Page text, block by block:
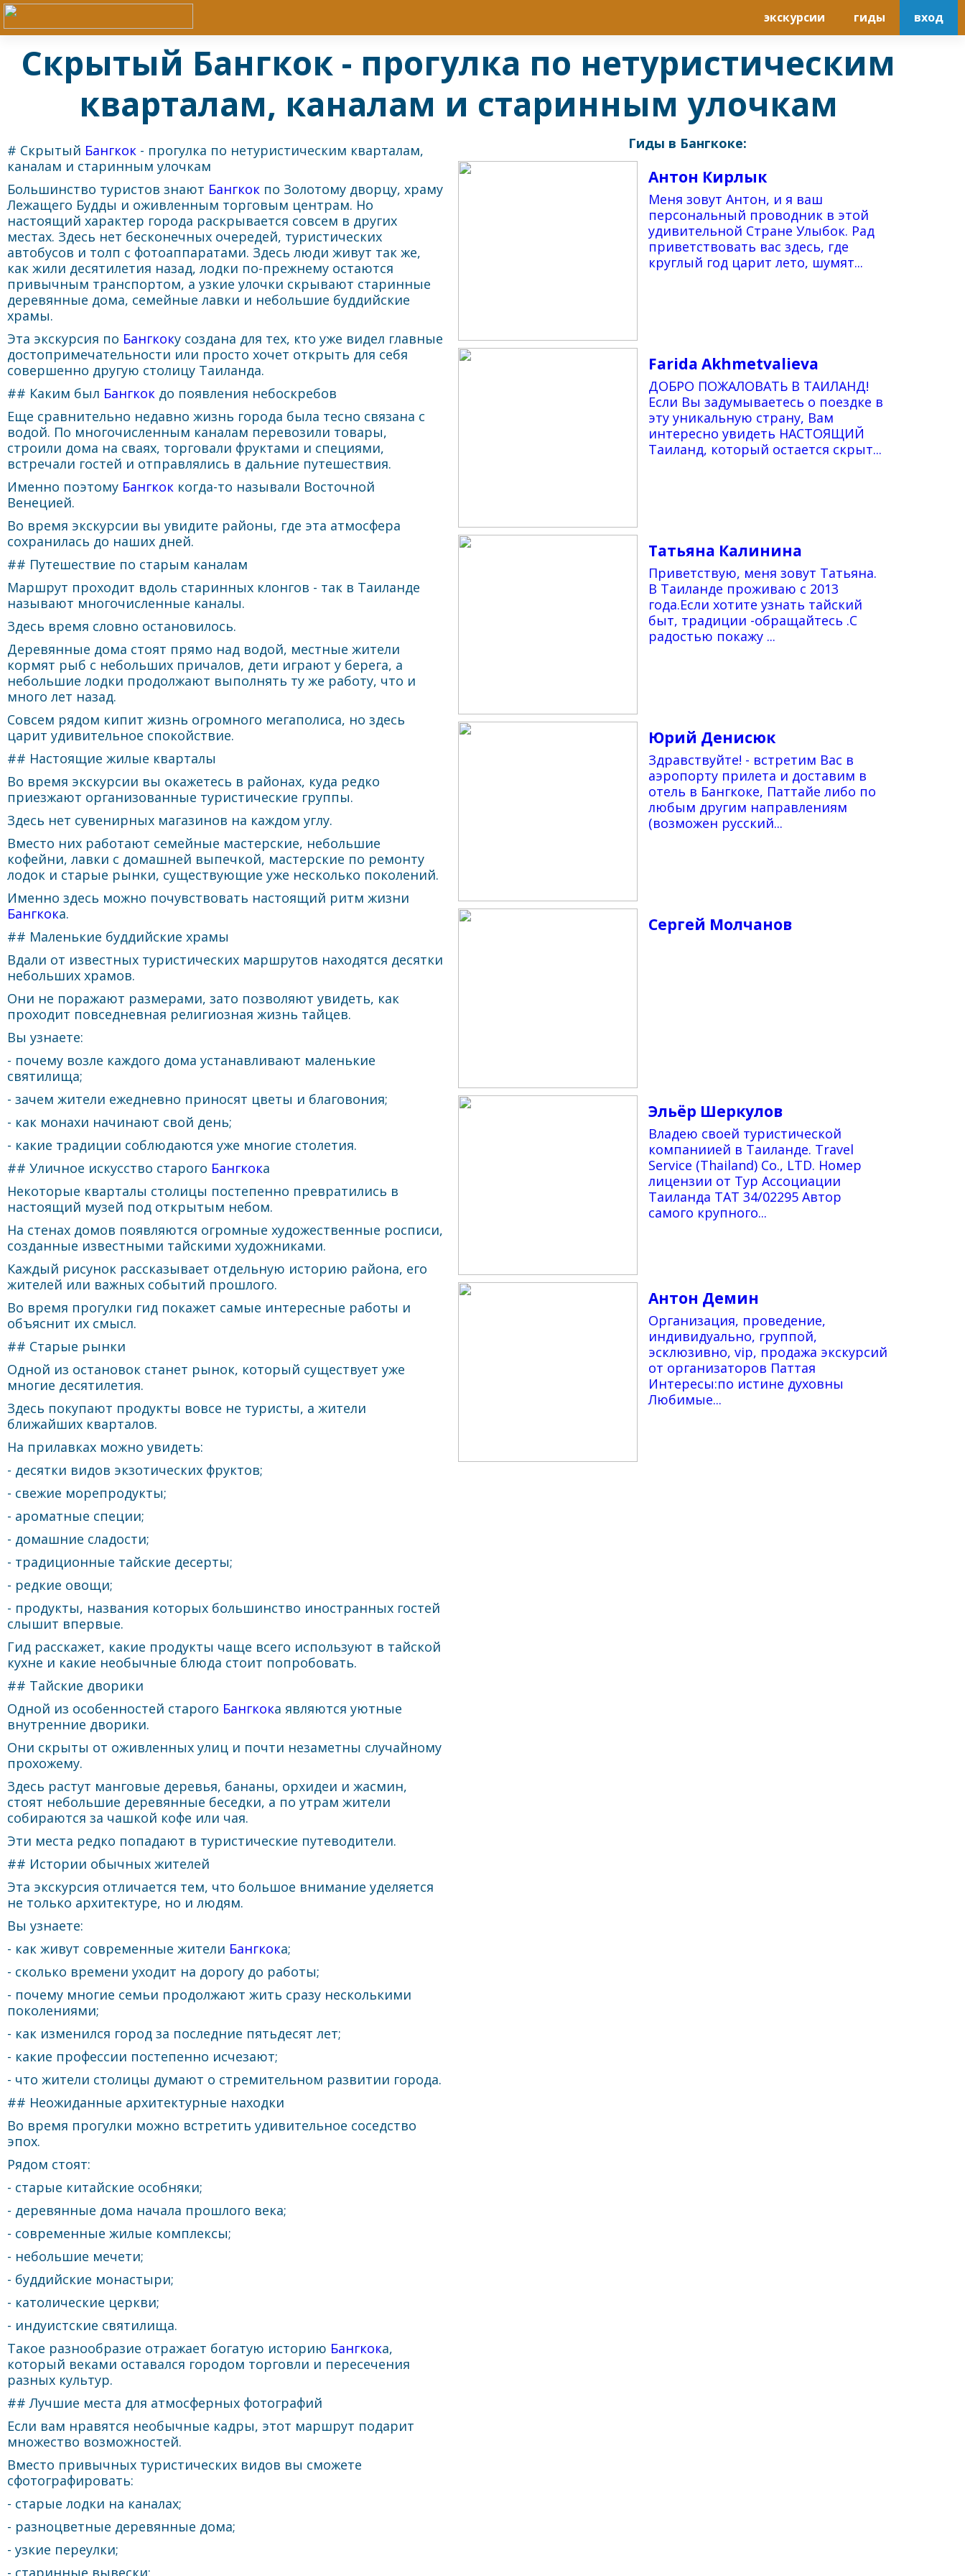
экскурсии гиды вход
Скрытый Бангкок - прогулка по нетуристическим
кварталам, каналам и старинным улочкам
# Скрытый Бангкок - прогулка по нетуристическим кварталам,
каналам и старинным улочкам
Большинство туристов знают Бангкок по Золотому дворцу, храму
Лежащего Будды и оживленным торговым центрам. Но
настоящий характер города раскрывается совсем в других
местах. Здесь нет бесконечных очередей, туристических
автобусов и толп с фотоаппаратами. Здесь люди живут так же,
как жили десятилетия назад, лодки по-прежнему остаются
привычным транспортом, а узкие улочки скрывают старинные
деревянные дома, семейные лавки и небольшие буддийские
храмы.
Эта экскурсия по Бангкоку создана для тех, кто уже видел главные
достопримечательности или просто хочет открыть для себя
совершенно другую столицу Таиланда.
## Каким был Бангкок до появления небоскребов
Еще сравнительно недавно жизнь города была тесно связана с
водой. По многочисленным каналам перевозили товары,
строили дома на сваях, торговали фруктами и специями,
встречали гостей и отправлялись в дальние путешествия.
Именно поэтому Бангкок когда-то называли Восточной
Венецией.
Во время экскурсии вы увидите районы, где эта атмосфера
сохранилась до наших дней.
## Путешествие по старым каналам
Маршрут проходит вдоль старинных клонгов - так в Таиланде
называют многочисленные каналы.
Здесь время словно остановилось.
Деревянные дома стоят прямо над водой, местные жители
кормят рыб с небольших причалов, дети играют у берега, а
небольшие лодки продолжают выполнять ту же работу, что и
много лет назад.
Совсем рядом кипит жизнь огромного мегаполиса, но здесь
царит удивительное спокойствие.
## Настоящие жилые кварталы
Во время экскурсии вы окажетесь в районах, куда редко
приезжают организованные туристические группы.
Здесь нет сувенирных магазинов на каждом углу.
Вместо них работают семейные мастерские, небольшие
кофейни, лавки с домашней выпечкой, мастерские по ремонту
лодок и старые рынки, существующие уже несколько поколений.
Именно здесь можно почувствовать настоящий ритм жизни
Бангкока.
## Маленькие буддийские храмы
Вдали от известных туристических маршрутов находятся десятки
небольших храмов.
Они не поражают размерами, зато позволяют увидеть, как
проходит повседневная религиозная жизнь тайцев.
Вы узнаете:
- почему возле каждого дома устанавливают маленькие
святилища;
- зачем жители ежедневно приносят цветы и благовония;
- как монахи начинают свой день;
- какие традиции соблюдаются уже многие столетия.
## Уличное искусство старого Бангкока
Некоторые кварталы столицы постепенно превратились в
настоящий музей под открытым небом.
На стенах домов появляются огромные художественные росписи,
созданные известными тайскими художниками.
Каждый рисунок рассказывает отдельную историю района, его
жителей или важных событий прошлого.
Во время прогулки гид покажет самые интересные работы и
объяснит их смысл.
## Старые рынки
Одной из остановок станет рынок, который существует уже
многие десятилетия.
Здесь покупают продукты вовсе не туристы, а жители
ближайших кварталов.
На прилавках можно увидеть:
- десятки видов экзотических фруктов;
- свежие морепродукты;
- ароматные специи;
- домашние сладости;
- традиционные тайские десерты;
- редкие овощи;
- продукты, названия которых большинство иностранных гостей
слышит впервые.
Гид расскажет, какие продукты чаще всего используют в тайской
кухне и какие необычные блюда стоит попробовать.
## Тайские дворики
Одной из особенностей старого Бангкока являются уютные
внутренние дворики.
Они скрыты от оживленных улиц и почти незаметны случайному
прохожему.
Здесь растут манговые деревья, бананы, орхидеи и жасмин,
стоят небольшие деревянные беседки, а по утрам жители
собираются за чашкой кофе или чая.
Эти места редко попадают в туристические путеводители.
## Истории обычных жителей
Эта экскурсия отличается тем, что большое внимание уделяется
не только архитектуре, но и людям.
Вы узнаете:
- как живут современные жители Бангкока;
- сколько времени уходит на дорогу до работы;
- почему многие семьи продолжают жить сразу несколькими
поколениями;
- как изменился город за последние пятьдесят лет;
- какие профессии постепенно исчезают;
- что жители столицы думают о стремительном развитии города.
## Неожиданные архитектурные находки
Во время прогулки можно встретить удивительное соседство
эпох.
Рядом стоят:
- старые китайские особняки;
- деревянные дома начала прошлого века;
- современные жилые комплексы;
- небольшие мечети;
- буддийские монастыри;
- католические церкви;
- индуистские святилища.
Такое разнообразие отражает богатую историю Бангкока,
который веками оставался городом торговли и пересечения
разных культур.
## Лучшие места для атмосферных фотографий
Если вам нравятся необычные кадры, этот маршрут подарит
множество возможностей.
Вместо привычных туристических видов вы сможете
сфотографировать:
- старые лодки на каналах;
- разноцветные деревянные дома;
- узкие переулки;
- старинные вывески;
Гиды в Бангкоке:
Антон Кирлык
​Меня зовут Антон, и я ваш
персональный проводник в этой
удивительной Стране Улыбок. Рад
приветствовать вас здесь, где
круглый год царит лето, шумят...
Farida Akhmetvalieva
ДОБРО ПОЖАЛОВАТЬ В ТАИЛАНД!
Если Вы задумываетесь о поездке в
эту уникальную страну, Вам
интересно увидеть НАСТОЯЩИЙ
Таиланд, который остается скрыт...
Татьяна Калинина
Приветствую, меня зовут Татьяна.
В Таиланде проживаю с 2013
года.Если хотите узнать тайский
быт, традиции -обращайтесь .С
радостью покажу ...
Юрий Денисюк
Здравствуйте! - встретим Вас в
аэропорту прилета и доставим в
отель в Бангкоке, Паттайе либо по
любым другим направлениям
(возможен русский...
Сергей Молчанов
Эльёр Шеркулов
Владею своей туристической
компаниией в Таиланде. Travel
Service (Thailand) Co., LTD. Номер
лицензии от Тур Ассоциации
Таиланда TAT 34/02295 Автор
самого крупного...
Антон Демин
Организация, проведение,
индивидуально, группой,
эсклюзивно, vip, продажа экскурсий
от организаторов Паттая
Интересы:по истине духовны
Любимые...